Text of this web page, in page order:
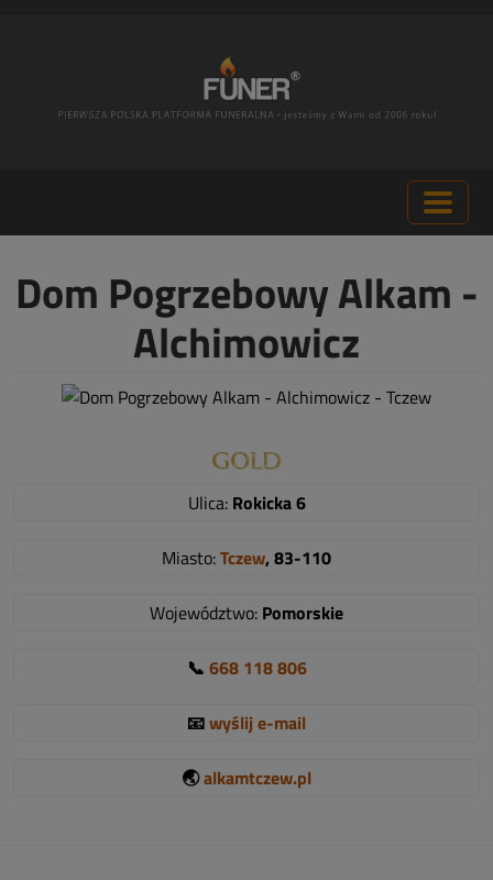
Dom Pogrzebowy Alkam -
Alchimowicz
Ulica: Rokicka 6
Miasto:Tczew, 83-110
Województwo: Pomorskie
📞 668 118 806
📧wyślij e-mail
🌏alkamtczew.pl